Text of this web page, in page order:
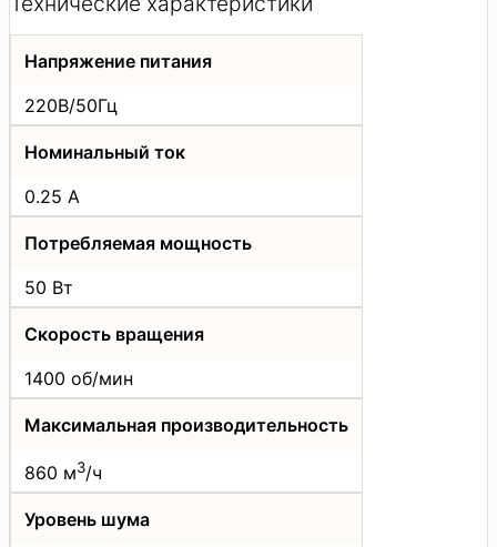
Напряжение питания
220В/50Гц
Номинальный ток
0.25 А
Потребляемая мощность
50 Вт
Скорость вращения
1400 об/мин
Максимальная производительность
860 м3/ч
Уровень шума